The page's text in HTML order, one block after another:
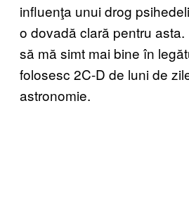
influenţa unui drog
o dovadă clară pentru
să mă simt mai bine în
folosesc 2C-D de luni de
astronomie.